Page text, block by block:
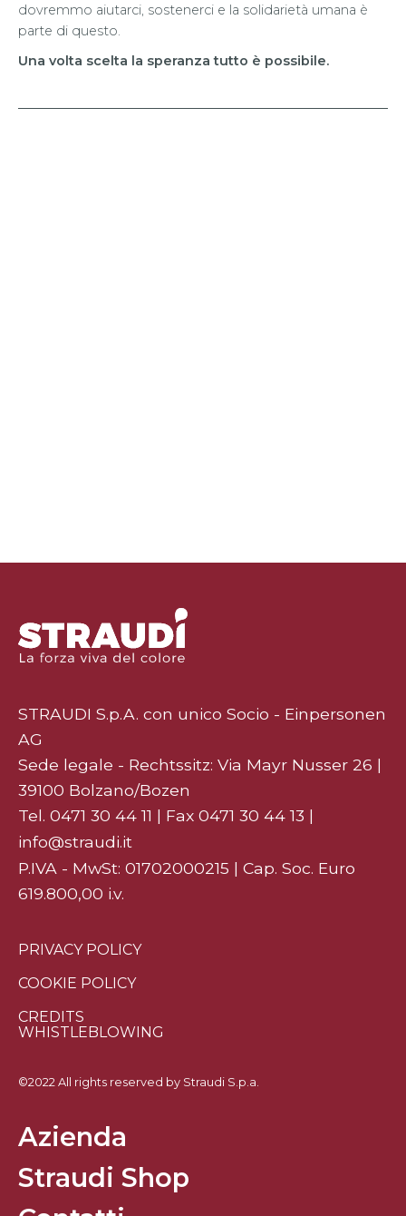
dovremmo aiutarci, sostenerci e la solidarietà umana è
parte di questo.
Una volta scelta la speranza tutto è possibile.
STRAUDI S.p.A. con unico Socio - Einpersonen
AG
Sede legale - Rechtssitz: Via Mayr Nusser 26 |
39100 Bolzano/Bozen
Tel. 0471 30 44 11 | Fax 0471 30 44 13 |
info@straudi.it
P.IVA - MwSt: 01702000215 | Cap. Soc. Euro
619.800,00 i.v.
PRIVACY POLICY
COOKIE POLICY
CREDITS
WHISTLEBLOWING
©2022 All rights reserved by Straudi S.p.a.
Azienda
Straudi Shop